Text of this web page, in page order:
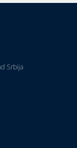
Srbija